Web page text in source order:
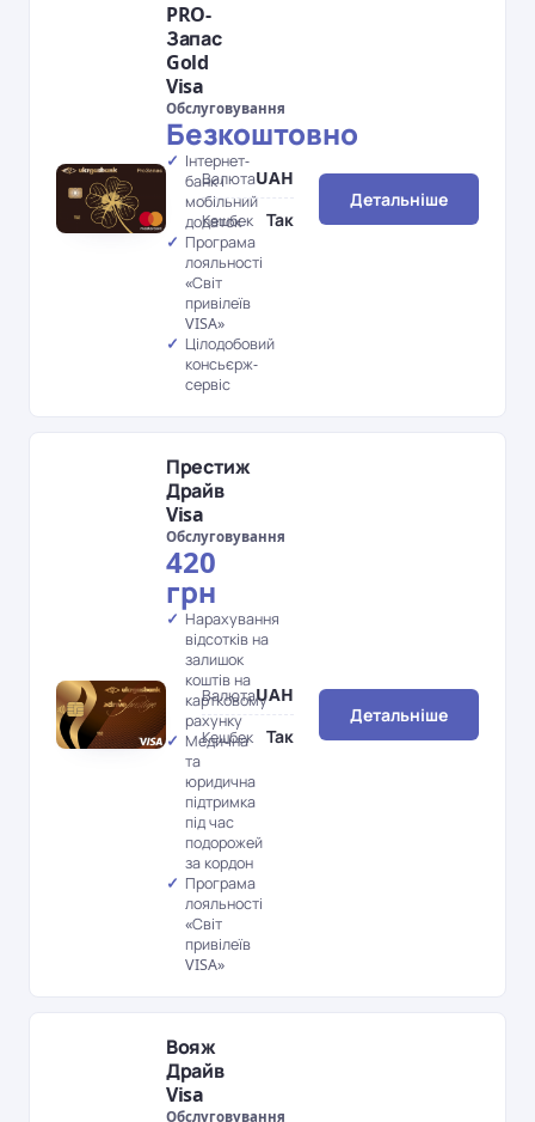
PRO-
Запас
Gold
Visa
Обслуговування
Безкоштовно
Інтернет-
банк і
мобільний
додаток
Програма
лояльності
«Світ
привілеїв
VISA»
Цілодобовий
консьєрж-
сервіс
ВалютаUAH
Кешбек Так
Детальніше
Престиж
Драйв
Visa
Обслуговування
420
грн
Нарахування
відсотків на
залишок
коштів на
картковому
рахунку
Медична
та
юридична
підтримка
під час
подорожей
за кордон
Програма
лояльності
«Світ
привілеїв
VISA»
ВалютаUAH
Кешбек Так
Детальніше
Вояж
Драйв
Visa
Обслуговування